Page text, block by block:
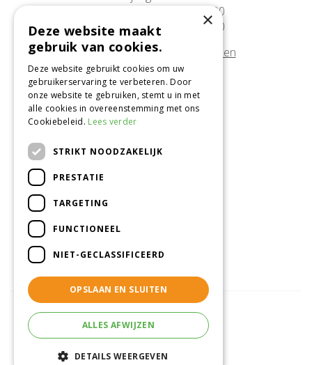
Zaterdag
09:30 - 17:00
Zondag
10:00 - 17:00
Afwijkende openingstijden tonen
Onze locatie
Tuincentrum Alméérplant
Jac. P. Thijsseweg 4
pinterest
© Tuincentrum Alméérplant
Tuincentrum Overzicht
×
Deze website maakt
gebruik van cookies.
Deze website gebruikt cookies om uw
gebruikerservaring te verbeteren. Door
onze website te gebruiken, stemt u in met
alle cookies in overeenstemming met ons
Cookiebeleid. Lees verder
STRIKT NOODZAKELIJK
PRESTATIE
TARGETING
FUNCTIONEEL
NIET-GECLASSIFICEERD
OPSLAAN EN SLUITEN
ALLES AFWIJZEN
DETAILS WEERGEVEN